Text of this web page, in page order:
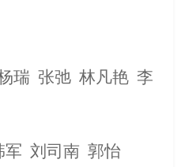
瑞 张弛 林凡艳 李
军 刘司南 郭怡